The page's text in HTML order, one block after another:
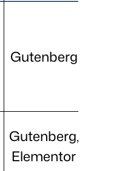
Gutenberg
Gutenberg,
Elementor